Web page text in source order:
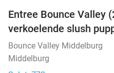
Entree Bounce Valley
verkoelende slush
Bounce Valley Middelburg
Middelburg